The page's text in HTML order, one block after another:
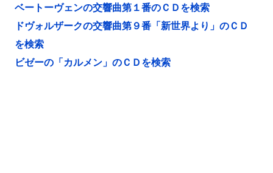
ベートーヴェンの交響曲第１番のＣＤを検索
ドヴォルザークの交響曲第９番「新世界より」のＣＤ
を検索
ビゼーの「カルメン」のＣＤを検索